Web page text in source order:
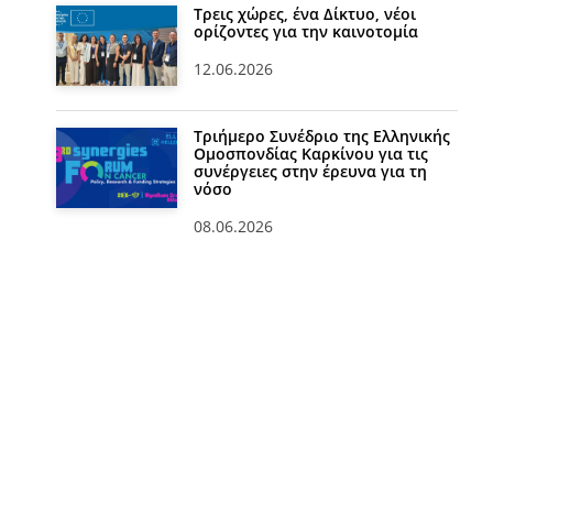
Τρεις χώρες, ένα Δίκτυο, νέοι
ορίζοντες για την καινοτομία
12.06.2026
Τριήμερο Συνέδριο της Ελληνικής
Ομοσπονδίας Καρκίνου για τις
συνέργειες στην έρευνα για τη
νόσο
08.06.2026